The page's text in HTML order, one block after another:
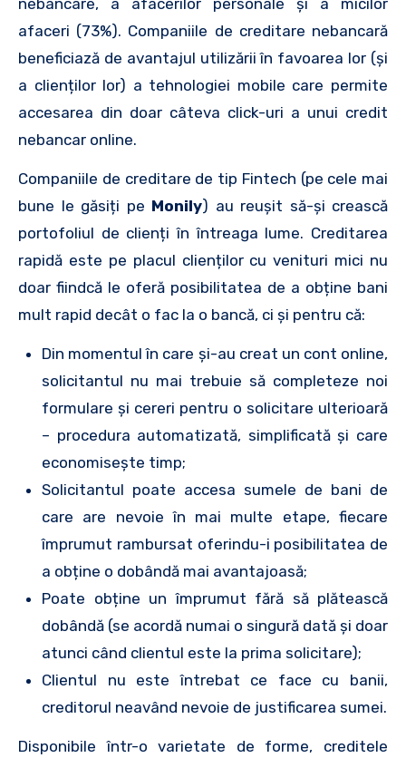
nebancare, a afacerilor personale și a micilor
afaceri (73%). Companiile de creditare nebancară
beneficiază de avantajul utilizării în favoarea lor (și
a clienților lor) a tehnologiei mobile care permite
accesarea din doar câteva click-uri a unui credit
nebancar online.
Companiile de creditare de tip Fintech (pe cele mai
bune le găsiți pe Monily) au reușit să-și crească
portofoliul de clienți în întreaga lume. Creditarea
rapidă este pe placul clienților cu venituri mici nu
doar fiindcă le oferă posibilitatea de a obține bani
mult rapid decât o fac la o bancă, ci și pentru că:
Din momentul în care și-au creat un cont online,
solicitantul nu mai trebuie să completeze noi
formulare și cereri pentru o solicitare ulterioară
– procedura automatizată, simplificată și care
economisește timp;
Solicitantul poate accesa sumele de bani de
care are nevoie în mai multe etape, fiecare
împrumut rambursat oferindu-i posibilitatea de
a obține o dobândă mai avantajoasă;
Poate obține un împrumut fără să plătească
dobândă (se acordă numai o singură dată și doar
atunci când clientul este la prima solicitare);
Clientul nu este întrebat ce face cu banii,
creditorul neavând nevoie de justificarea sumei.
Disponibile într-o varietate de forme, creditele